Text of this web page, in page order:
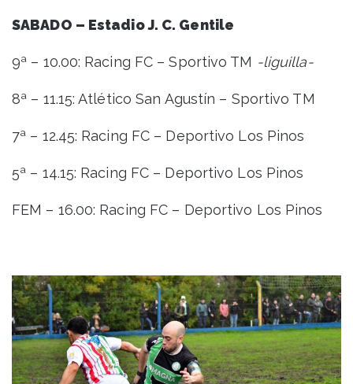
SABADO – Estadio J. C. Gentile
9ª – 10.00: Racing FC – Sportivo TM -liguilla-
8ª – 11.15: Atlético San Agustín – Sportivo TM
7ª – 12.45: Racing FC – Deportivo Los Pinos
5ª – 14.15: Racing FC – Deportivo Los Pinos
FEM – 16.00: Racing FC – Deportivo Los Pinos